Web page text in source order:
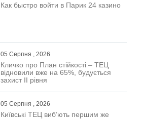
Как быстро войти в Парик 24 казино
05 Серпня , 2026
Кличко про План стійкості – ТЕЦ
відновили вже на 65%, будується
захист ІІ рівня
05 Серпня , 2026
Київські ТЕЦ виб’ють першим же